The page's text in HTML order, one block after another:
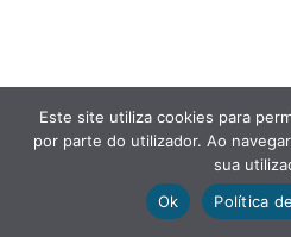
Este site utiliza cookies para
por parte do utilizador. Ao
sua
Ok
Política